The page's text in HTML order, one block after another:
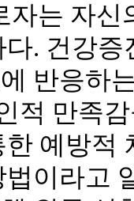
자는 자신
. 건강
반응하
적 만족
예방적
이라고